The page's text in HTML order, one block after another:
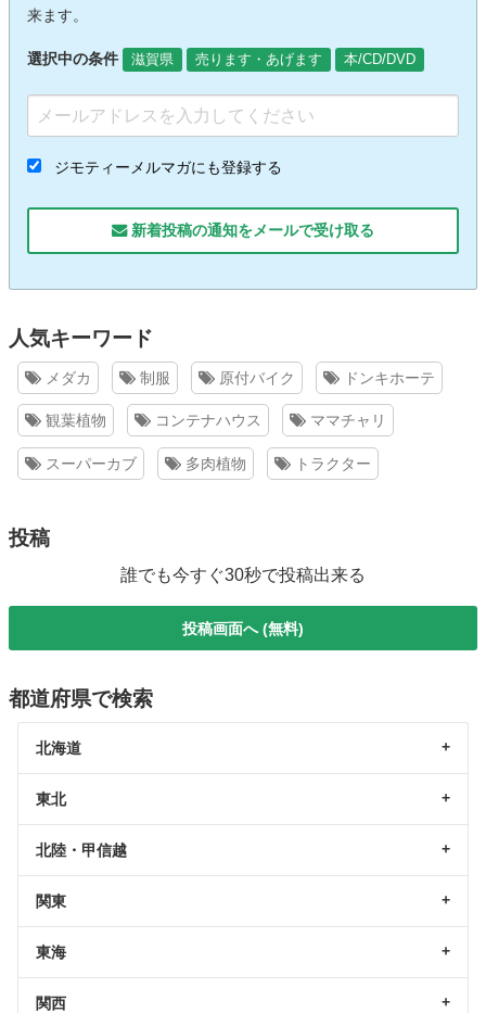
来ます。
選択中の条件 滋賀県 売ります・あげます 本/CD/DVD
ジモティーメルマガにも登録する
新着投稿の通知をメールで受け取る
人気キーワード
メダカ 制服 原付バイク ドンキホーテ
観葉植物 コンテナハウス ママチャリ
スーパーカブ 多肉植物 トラクター
投稿
誰でも今すぐ30秒で投稿出来る
投稿画面へ (無料)
都道府県で検索
北海道
東北
北陸・甲信越
関東
東海
関西